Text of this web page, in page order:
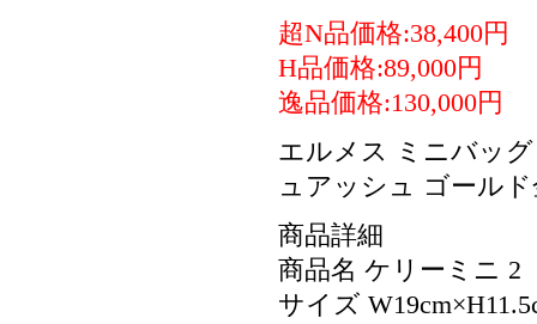
超N品価格:38,400円
H品価格:89,000円
逸品価格:130,000円
エルメス ミニバッ
ュアッシュ ゴール
商品詳細
商品名 ケリーミニ 2
サイズ